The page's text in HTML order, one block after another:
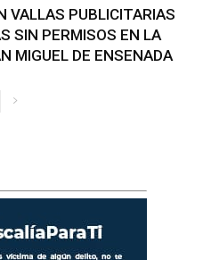
VALLAS PUBLICITARIAS
SIN PERMISOS EN LA
MIGUEL DE ENSENADA